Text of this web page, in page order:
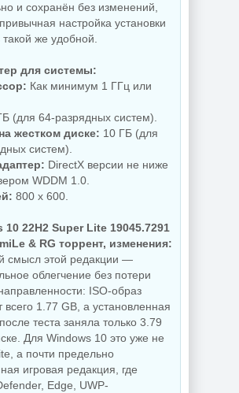
фото
Бэкап системы
Hasleo Backup
Suite 5.9.2.1
ON1
2026.5
Редактор фото
ON1 Photo RAW
Internet
Final
NEW
Резервное
копирование
Hasleo Backup
Dodakaedr
NEW
и сохранён без изменений,
настройка установки
такой же удобной.
для системы:
Как минимум 1 ГГц или
(для 64-разрядных систем).
жестком диске: 10 ГБ (для
систем).
DirectX версии не ниже
WDDM 1.0.
800 x 600.
10 22H2 Super Lite 19045.7291
& RG торрент, изменения:
смысл этой редакции —
облегчение без потери
ISO-образ
всего 1.77 GB, а установленная
теста заняла только 3.79
Для Windows 10 это уже не
а почти предельно
игровая редакция, где
Edge, UWP-